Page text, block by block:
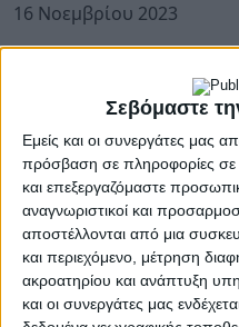
Σεβόμαστε
Εμείς και οι συνεργάτες μας
πρόσβαση σε πληροφορίες
και επεξεργαζόμαστε
αναγνωριστικοί και
αποστέλλονται από μια
και περιεχόμενο, μέτρηση
ακροατηρίου και ανάπτυξη
και οι συνεργάτες μας
16 Νοεμβρίου 2023
Συνελήφθη, χθες
κοινότητα του δήμου
Α΄
Ομάδας Πρόληψης και
(Ο.Π.Κ.Ε.) Λακωνίας,
ποσότητα κάνναβης,
γραμμαρίων
και μικροποσότητα